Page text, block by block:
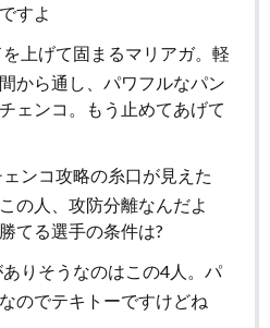
すよ
上げて固まるマリアガ。軽
から通し、パワフルなパン
ェンコ。もう止めてあげて
ンコ攻略の糸口が見えた
の人、攻防分離なんだよ
てる選手の条件は?
りそうなのはこの4人。パ
のでテキトーですけどね